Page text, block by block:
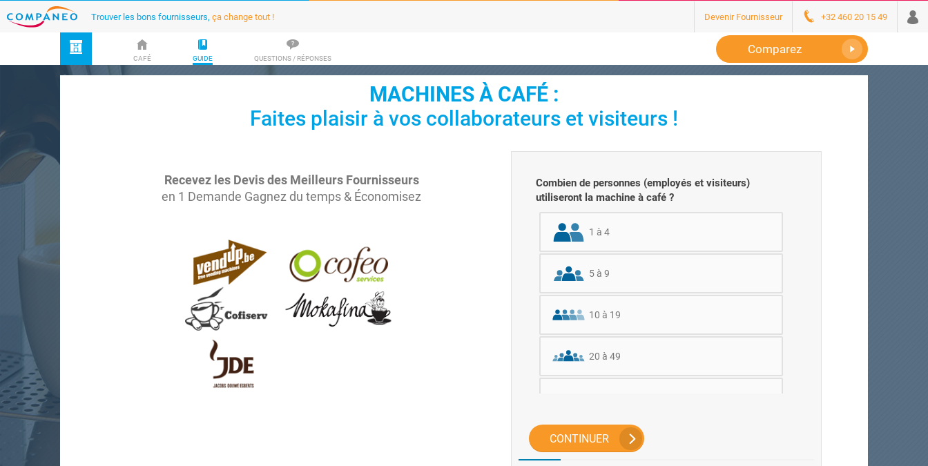
Trouver les bons fournisseurs, ça change tout ! Devenir Fournisseur +32 460 20 15 49
CAFÉ GUIDE QUESTIONS / RÉPONSES
Comparez
MACHINES À CAFÉ :
Faites plaisir à vos collaborateurs et visiteurs !
Recevez les Devis des Meilleurs Fournisseurs
en 1 Demande Gagnez du temps & Économisez
Combien de personnes (employés et visiteurs)
utiliseront la machine à café ?
1 à 4
5 à 9
10 à 19
20 à 49
Plus de 100
CONTINUER